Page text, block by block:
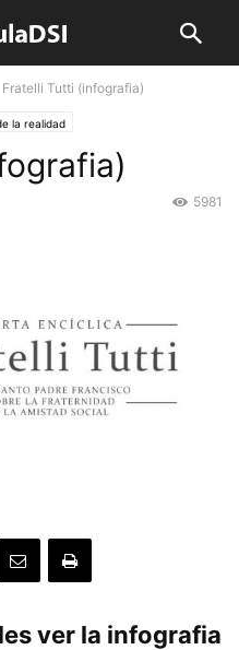
Fratelli Tutti (infografia)
la realidad
5981
ver la infografia